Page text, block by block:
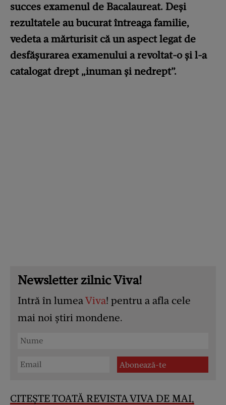
succes examenul de Bacalaureat. Deși
rezultatele au bucurat întreaga familie,
vedeta a mărturisit că un aspect legat de
desfășurarea examenului a revoltat-o și l-a
catalogat drept „inuman și nedrept”.
Newsletter zilnic Viva!
Intră în lumeaViva! pentru a afla cele
mai noi știri mondene.
CITEȘTE TOATĂ REVISTA VIVA DE MAI,